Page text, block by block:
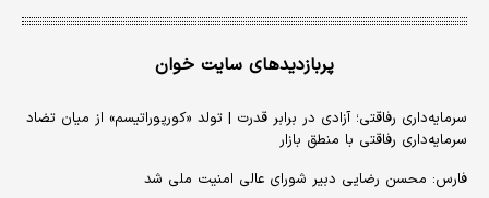
پربازدیدهای سایت خوان
سرمایه‌داری رفاقتی؛ آزادی در برابر قدرت | تولد «کورپوراتیسم» از میان تضاد
سرمایه‌داری رفاقتی با منطق بازار
فارس: محسن رضایی دبیر شورای عالی امنیت ملی شد